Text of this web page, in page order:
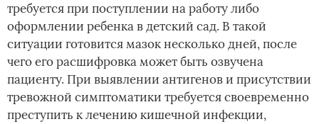
требуется при поступлении на работу либо
оформлении ребенка в детский сад. В такой
ситуации готовится мазок несколько дней, после
чего его расшифровка может быть озвучена
пациенту. При выявлении антигенов и присутствии
тревожной симптоматики требуется своевременно
преступить к лечению кишечной инфекции,